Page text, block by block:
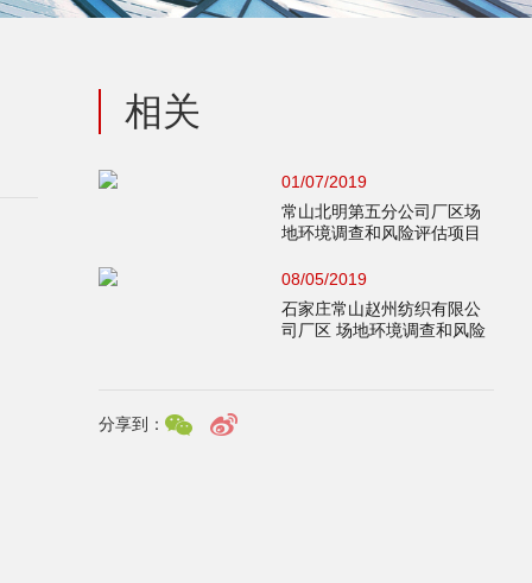
相关
01/07/2019
常山北明第五分公司厂区场
地环境调查和风险评估项目
08/05/2019
石家庄常山赵州纺织有限公
司厂区 场地环境调查和风险
分享到：